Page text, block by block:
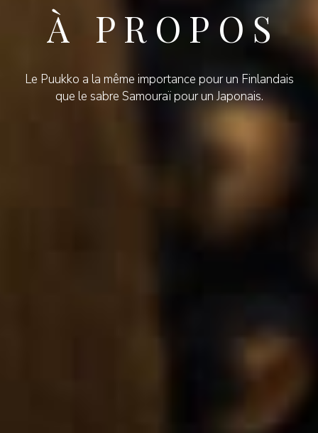
À P R O P O S
Le Puukko a la même importance pour un Finlandais
que le sabre Samouraï pour un Japonais.